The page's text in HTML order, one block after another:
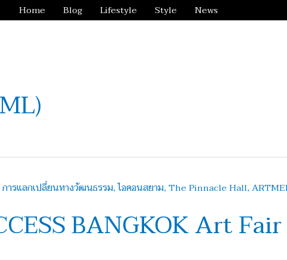
Home Blog Lifestyle Style News
BANGKOK Art